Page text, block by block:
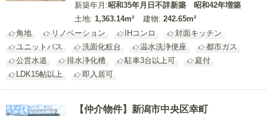
新築年月:昭和35年月日不詳新築 昭和42年増築
土地: 1,363.14m² 建物: 242.65m²
角地
リノベーション IHコンロ
対面キッチン
ユニットバス
洗面化粧台 温水洗浄便座
都市ガス
公営水道
排水浄化槽 駐車3台以上可
庭付
LDK15帖以上
即入居可
【仲介物件】新潟市中央区幸町